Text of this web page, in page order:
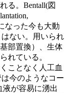
る。Bentall(図
なった今も大動
ない。用いられ
部置換）、生体
れている。
ことなく人工血
今のようなコー
液が容易に湧出